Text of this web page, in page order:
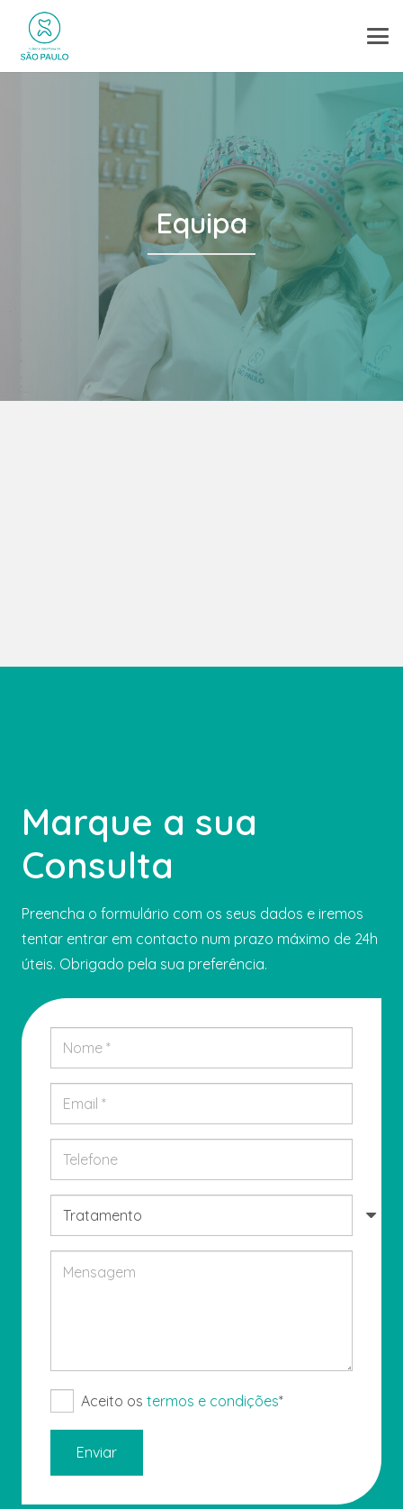
Equipa
Marque a sua
Consulta
Preencha o formulário com os seus dados e iremos
tentar entrar em contacto num prazo máximo de 24h
úteis. Obrigado pela sua preferência.
Aceito os termos e condições*
Enviar